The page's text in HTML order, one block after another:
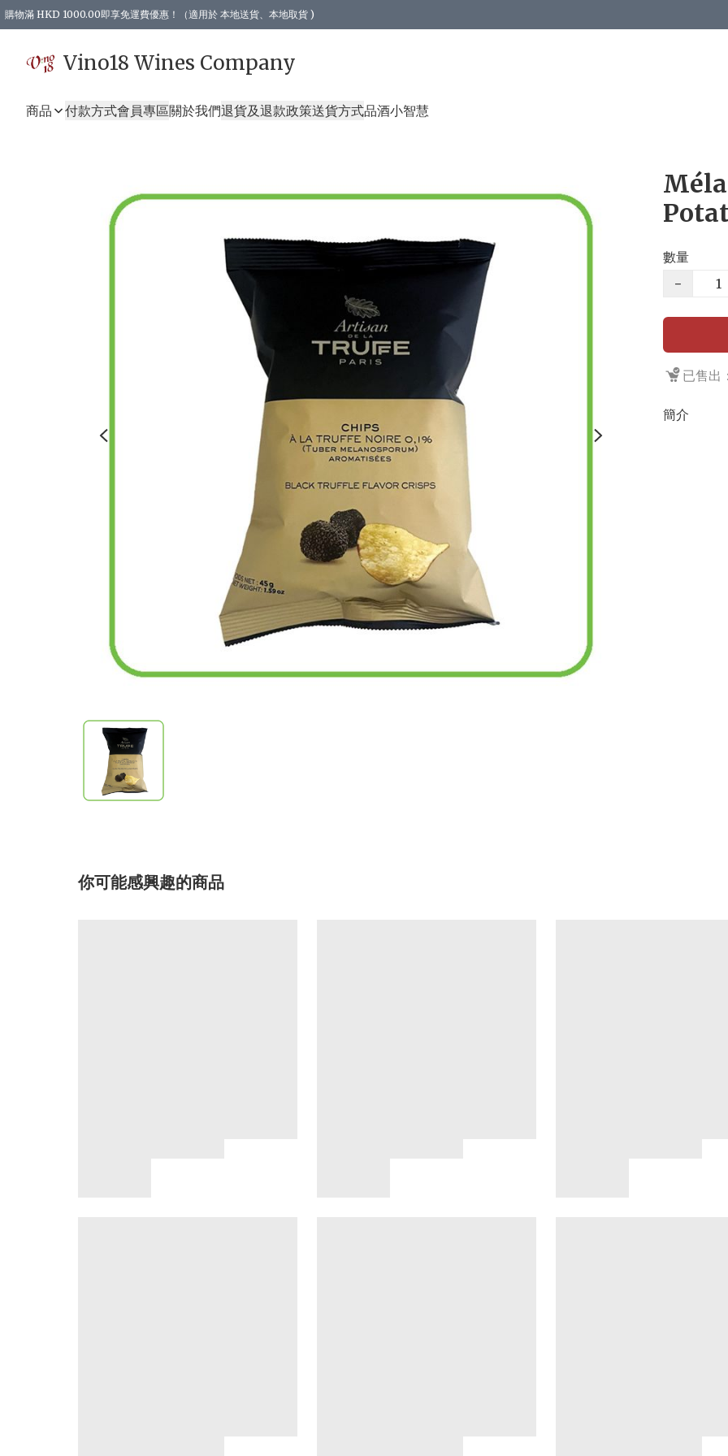
購物滿 HKD 1000.00即享免運費優惠！（適用於 本地送貨、本地取貨 )
Vino18 Wines Company
商品 付款方式會員專區關於我們退貨及退款政策送貨方式品酒小智慧
數量
−
已售出
簡介
你可能感興趣的商品